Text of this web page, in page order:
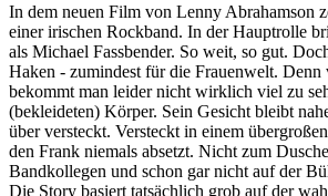
In dem neuen Film von Lenny Abrahamson
einer irischen Rockband. In der Hauptrolle
als Michael Fassbender. So weit, so gut.
Haken - zumindest für die Frauenwelt. Denn
bekommt man leider nicht wirklich viel zu
(bekleideten) Körper. Sein Gesicht bleibt
über versteckt. Versteckt in einem
den Frank niemals absetzt. Nicht zum
Bandkollegen und schon gar nicht auf der
Die Story basiert tatsächlich grob auf der